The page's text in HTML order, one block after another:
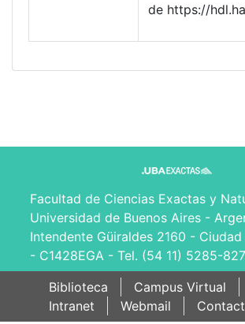
de https://
Facultad de Ciencias Exactas y
Universidad de Buenos Aires -
Intendente Güiraldes 2160 -
- C1428EGA - Tel. (54 11) 5285-
Biblioteca
Campus Virtual
Intranet
Webmail